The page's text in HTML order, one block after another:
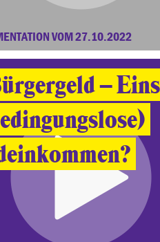
VOM 27.10.2022
–